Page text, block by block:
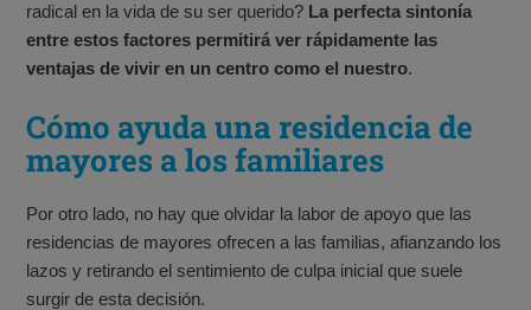
radical en la vida de su ser querido? La perfecta sintonía
entre estos factores permitirá ver rápidamente las
ventajas de vivir en un centro como el nuestro.
Cómo ayuda una residencia de
mayores a los familiares
Por otro lado, no hay que olvidar la labor de apoyo que las
residencias de mayores ofrecen a las familias, afianzando los
lazos y retirando el sentimiento de culpa inicial que suele
surgir de esta decisión.